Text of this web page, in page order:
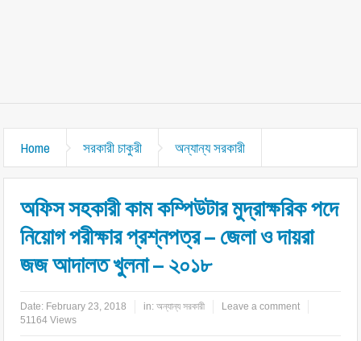
Home সরকারী চাকুরী অন্যান্য সরকারী
অফিস সহকারী কাম কম্পিউটার মুদ্রাক্ষরিক পদে
নিয়োগ পরীক্ষার প্রশ্নপত্র – জেলা ও দায়রা
জজ আদালত খুলনা – ২০১৮
Date: February 23, 2018 in:অন্যান্য সরকারী
Leave a comment
51164 Views